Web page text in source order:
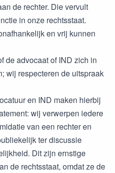
de rechter. Die vervult
in onze rechtsstaat.
en vrij kunnen
de advocaat of IND zich in
wij respecteren de uitspraak
en IND maken hierbij
wij verwerpen iedere
van een rechter en
ter discussie
Dit zijn ernstige
de rechtsstaat, omdat ze de